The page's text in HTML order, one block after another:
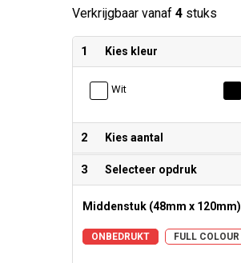
Verkrijgbaar vanaf 4stuks
1 Kies kleur
Wit
2 Kies aantal
3 Selecteer opdruk
Middenstuk (48mm x 120mm)
ONBEDRUKT FULL COLOUR